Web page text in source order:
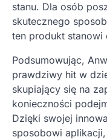
stanu. Dla osób
skutecznego
ten produkt stanowi
Podsumowując,
prawdziwy hit w
skupiający się na
konieczności
Dzięki swojej
sposobowi